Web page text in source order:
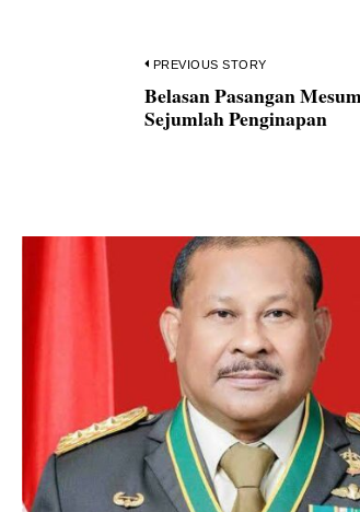
Navigasi
pos
PREVIOUS STORY
Previous
post:
Belasan Pasangan
Sejumlah Penginapan